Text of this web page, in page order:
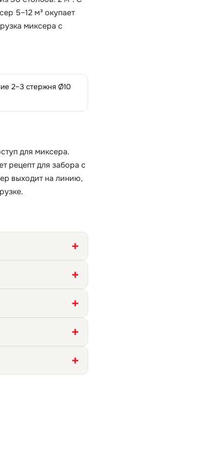
5–12 м³ окупает
миксера с
2–3 стержня Ø10
для миксера.
рецепт для забора с
выходит на линию,